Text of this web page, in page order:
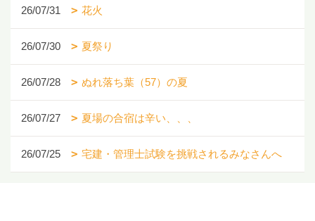
26/07/31 花火
26/07/30 夏祭り
26/07/28 ぬれ落ち葉（57）の夏
26/07/27 夏場の合宿は辛い、、、
26/07/25 宅建・管理士試験を挑戦されるみなさんへ